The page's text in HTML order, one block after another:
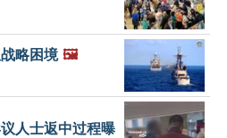
略困境 🖼️
人士返中过程曝